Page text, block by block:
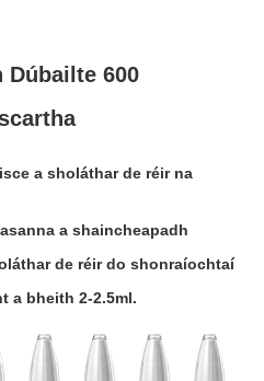
Dúbailte 600
a sholáthar de réir na
a shaincheapadh
de réir do shonraíochtaí
a bheith 2-2.5ml.